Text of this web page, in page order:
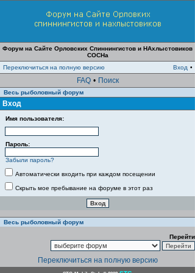
Форум на Сайте Орловских Спиннингистов и НАхлыстовиков
СОСНа
Переключиться на полную версию
Вход •
FAQ • Поиск
Весь рыболовный форум
Вход
Имя пользователя:
Пароль:
Забыли пароль?
Автоматически входить при каждом посещении
Скрыть мое пребывание на форуме в этот раз
Весь рыболовный форум
Перейти
Переключиться на полную версию